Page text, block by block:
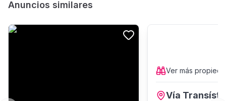
Anuncios similares
Ver más
Vía